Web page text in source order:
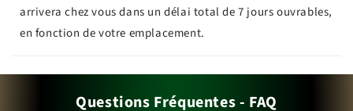
arrivera chez vous dans un délai total de 7 jours ouvrables,
en fonction de votre emplacement.
Questions Fréquentes - FAQ